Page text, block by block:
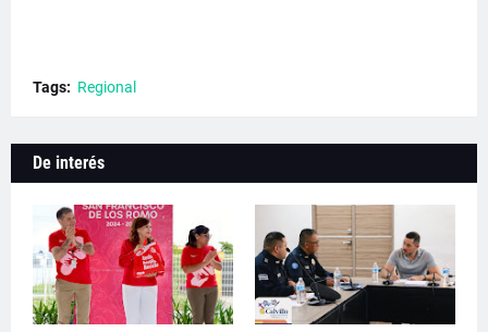
Tags: Regional
De interés